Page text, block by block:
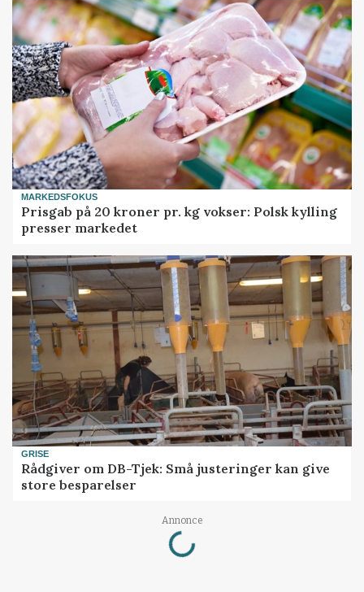
MARKEDSFOKUS
Prisgab på 20 kroner pr. kg vokser: Polsk kylling
presser markedet
GRISE
Rådgiver om DB-Tjek: Små justeringer kan give
store besparelser
Annonce
Loading...